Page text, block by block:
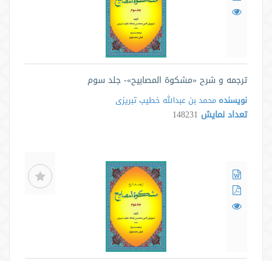
ترجمه و شرح «مشکوة المصابیح»- جلد سوم
نویسنده محمد بن عبدالله خطیب تبریزی
تعداد نمایش 148231